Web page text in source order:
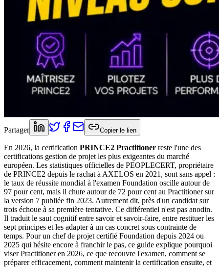
Partager Copier le lien
En 2026, la certification PRINCE2 Practitioner reste l'une des
certifications gestion de projet les plus exigeantes du marché
européen. Les statistiques officielles de PEOPLECERT, propriétaire
de PRINCE2 depuis le rachat à AXELOS en 2021, sont sans appel :
le taux de réussite mondial à l'examen Foundation oscille autour de
97 pour cent, mais il chute autour de 72 pour cent au Practitioner sur
la version 7 publiée fin 2023. Autrement dit, près d'un candidat sur
trois échoue à sa première tentative. Ce différentiel n'est pas anodin.
Il traduit le saut cognitif entre savoir et savoir‑faire, entre restituer les
sept principes et les adapter à un cas concret sous contrainte de
temps. Pour un chef de projet certifié Foundation depuis 2024 ou
2025 qui hésite encore à franchir le pas, ce guide explique pourquoi
viser Practitioner en 2026, ce que recouvre l'examen, comment se
préparer efficacement, comment maintenir la certification ensuite, et